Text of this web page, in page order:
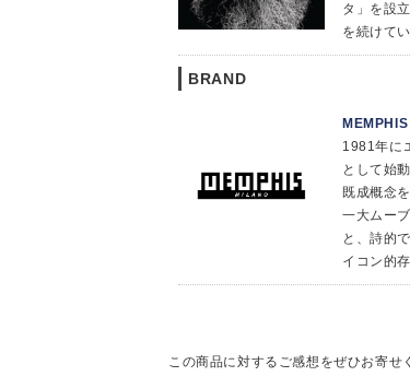
タ」を設
を続けてい
BRAND
1981年に
として始
既成概念
一大ムー
と、詩的
イコン的
この商品に対するご感想をぜひお寄せ